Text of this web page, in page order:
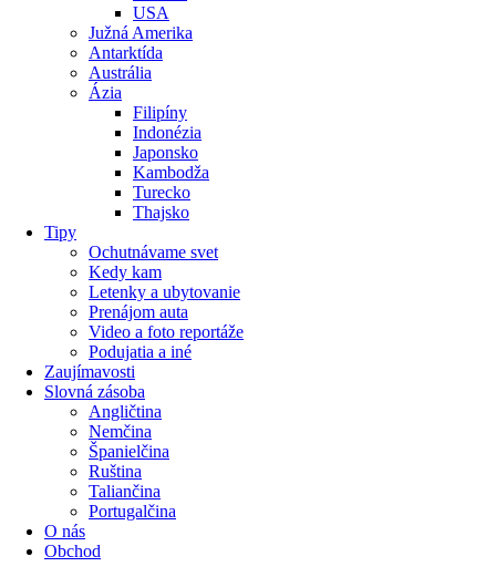
USA
Južná Amerika
Antarktída
Austrália
Ázia
Filipíny
Indonézia
Japonsko
Kambodža
Turecko
Thajsko
Tipy
Ochutnávame svet
Kedy kam
Letenky a ubytovanie
Prenájom auta
Video a foto reportáže
Podujatia a iné
Zaujímavosti
Slovná zásoba
Angličtina
Nemčina
Španielčina
Ruština
Taliančina
Portugalčina
O nás
Obchod